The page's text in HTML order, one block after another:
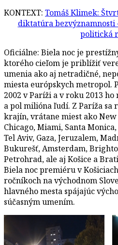
KONTEXT: Tomáš Klimek:
diktatúra bezvýznamnosti
politická
Oficiálne: Biela noc je
ktorého cieľom je priblížiť
umenia ako aj netradičné,
miesta európskych metropol.
2002 v Paríži a v roku 2013
a pol milióna ľudí. Z Paríža sa
krajín, vrátane miest ako New
Chicago, Miami, Santa
Tel Aviv, Gaza, Jeruzalem,
Bukurešť, Amsterdam,
Petrohrad, ale aj Košice a
Biela noc premiéru v
ročníkoch na východnom
hlavného mesta spájajúc
súčasným umením.